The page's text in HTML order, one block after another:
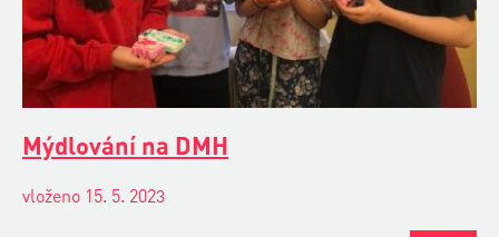
Mýdlování na DMH
vloženo 15. 5. 2023